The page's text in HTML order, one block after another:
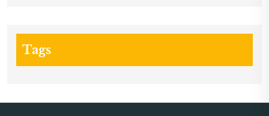
Tags